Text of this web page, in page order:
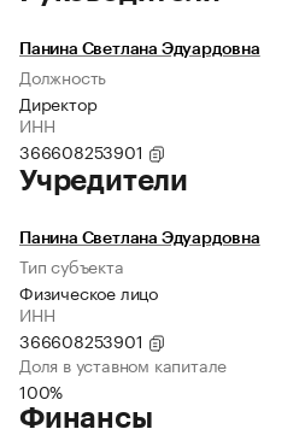
Панина Светлана Эдуардовна
Должность
Директор
ИНН
366608253901
Учредители
Панина Светлана Эдуардовна
Тип субъекта
Физическое лицо
ИНН
366608253901
Доля в уставном капитале
100%
Финансы